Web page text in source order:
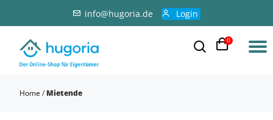
info@hugoria.de Login
0
Home / Mietende